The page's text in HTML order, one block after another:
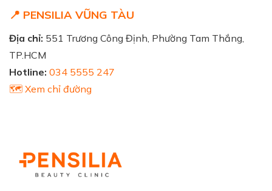
📍 PENSILIA VŨNG TÀU
Địa chỉ: 551 Trương Công Định, Phường Tam Thắng,
TP.HCM
Hotline: 034 5555 247
🗺️ Xem chỉ đường